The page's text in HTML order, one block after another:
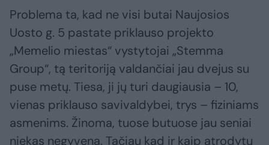
Problema ta, kad ne visi butai Naujosios
Uosto g. 5 pastate priklauso projekto
„Memelio miestas“ vystytojai „Stemma
Group“, tą teritoriją valdančiai jau dvejus su
puse metų. Tiesa, ji jų turi daugiausia – 10,
vienas priklauso savivaldybei, trys – fiziniams
asmenims. Žinoma, tuose butuose jau seniai
niekas negyvena. Tačiau kad ir kaip atrodytų